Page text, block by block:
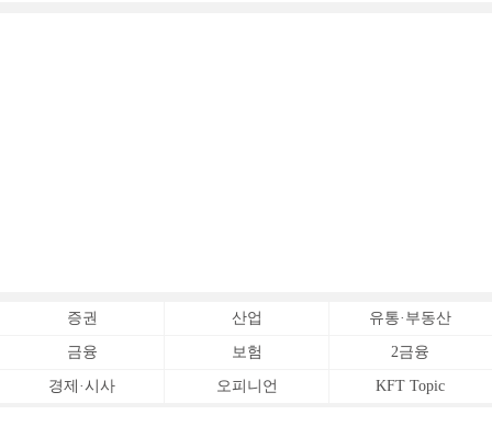
증권 산업 유통·부동산
금융 보험 2금융
경제·시사 오피니언 KFT Topic